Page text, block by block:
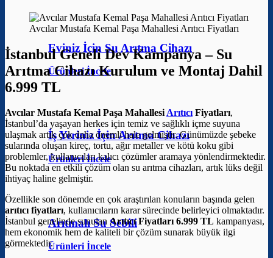
Eviniz İçin Su Arıtma Cihazı
Ürünleri İncele
İş Yeriniz İçin Arıtma Cihazı
Ürünleri İncele
Arıtmalı Su Sebili
Ürünleri İncele
Avcılar Mustafa Kemal Paşa Mahallesi Arıtıcı Fiyatları
İstanbul Geneli Dev Kampanya – Su
Arıtma Cihazı Kurulum ve Montaj Dahil
6.999 TL
Avcılar Mustafa Kemal Paşa MahallesiArıtıcıFiyatları,
İstanbul’da yaşayan herkes için temiz ve sağlıklı içme suyuna
ulaşmak artık çok daha önemli hale gelmiştir. Günümüzde şebeke
sularında oluşan kireç, tortu, ağır metaller ve kötü koku gibi
problemler, kullanıcıları kalıcı çözümler aramaya yönlendirmektedir.
Bu noktada en etkili çözüm olan su arıtma cihazları, artık lüks değil
ihtiyaç haline gelmiştir.
Özellikle son dönemde en çok araştırılan konuların başında gelen
arıtıcı fiyatları, kullanıcıların karar sürecinde belirleyici olmaktadır.
İstanbul genelinde sunulan Arıtıcı Fiyatları 6.999 TL kampanyası,
hem ekonomik hem de kaliteli bir çözüm sunarak büyük ilgi
görmektedir.